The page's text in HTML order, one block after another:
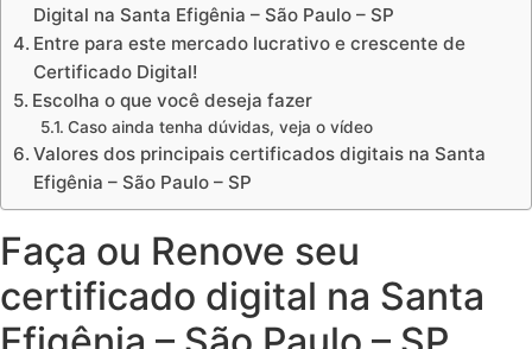
Digital na Santa Efigênia – São Paulo – SP
Entre para este mercado lucrativo e crescente de
Certificado Digital!
Escolha o que você deseja fazer
Caso ainda tenha dúvidas, veja o vídeo
Valores dos principais certificados digitais na Santa
Efigênia – São Paulo – SP
Faça ou Renove seu
certificado digital na Santa